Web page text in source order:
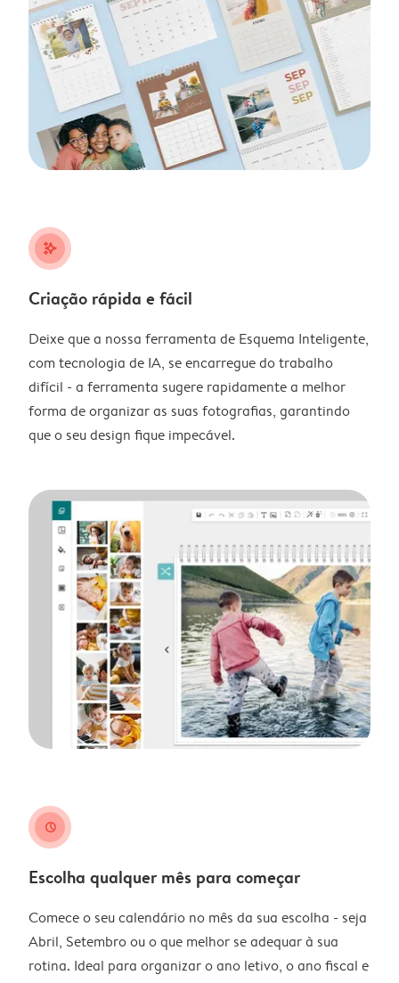
stars_plus
Criação rápida e fácil
Deixe que a nossa ferramenta de Esquema Inteligente,
com tecnologia de IA, se encarregue do trabalho
difícil - a ferramenta sugere rapidamente a melhor
forma de organizar as suas fotografias, garantindo
que o seu design fique impecável.
clock
Escolha qualquer mês para começar
Comece o seu calendário no mês da sua escolha - seja
Abril, Setembro ou o que melhor se adequar à sua
rotina. Ideal para organizar o ano letivo, o ano fiscal e